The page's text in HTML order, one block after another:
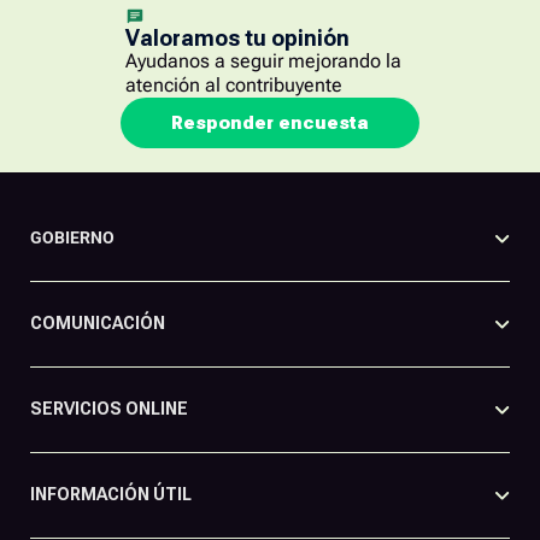
Valoramos tu opinión
Ayudanos a seguir mejorando la
atención al contribuyente
Responder encuesta
GOBIERNO
COMUNICACIÓN
SERVICIOS ONLINE
INFORMACIÓN ÚTIL